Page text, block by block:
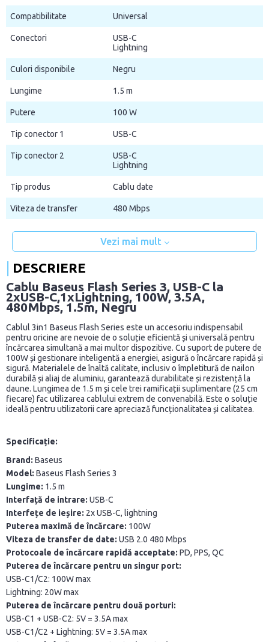
Compatibilitate Universal
Conectori
USB-C
Lightning
Culori disponibile Negru
Lungime 1.5 m
Putere 100 W
Tip conector 1 USB-C
Tip conector 2
USB-C
Lightning
Tip produs Cablu date
Viteza de transfer 480 Mbps
Vezi mai mult
DESCRIERE
Cablu Baseus Flash Series 3, USB-C la
2xUSB-C,1xLightning, 100W, 3.5A,
480Mbps, 1.5m, Negru
Cablul 3in1 Baseus Flash Series este un accesoriu indispensabil
pentru oricine are nevoie de o soluție eficientă și universală pentru
încărcarea simultană a mai multor dispozitive. Cu suport de putere de
100W și gestionare inteligentă a energiei, asigură o încărcare rapidă și
sigură. Materialele de înaltă calitate, inclusiv o împletitură de nailon
durabilă și aliaj de aluminiu, garantează durabilitate și rezistență la
daune. Lungimea de 1.5 m și cele trei ramificații suplimentare (25 cm
fiecare) fac utilizarea cablului extrem de convenabilă. Este o soluție
ideală pentru utilizatorii care apreciază funcționalitatea și calitatea.
Specificație:
Brand: Baseus
Model: Baseus Flash Series 3
Lungime: 1.5 m
Interfață de intrare: USB-C
Interfețe de ieșire: 2x USB-C, lightning
Puterea maximă de încărcare: 100W
Viteza de transfer de date: USB 2.0 480 Mbps
Protocoale de încărcare rapidă acceptate: PD, PPS, QC
Puterea de încărcare pentru un singur port:
USB-C1/C2: 100W max
Lightning: 20W max
Puterea de încărcare pentru două porturi:
USB-C1 + USB-C2: 5V = 3.5A max
USB-C1/C2 + Lightning: 5V = 3.5A max